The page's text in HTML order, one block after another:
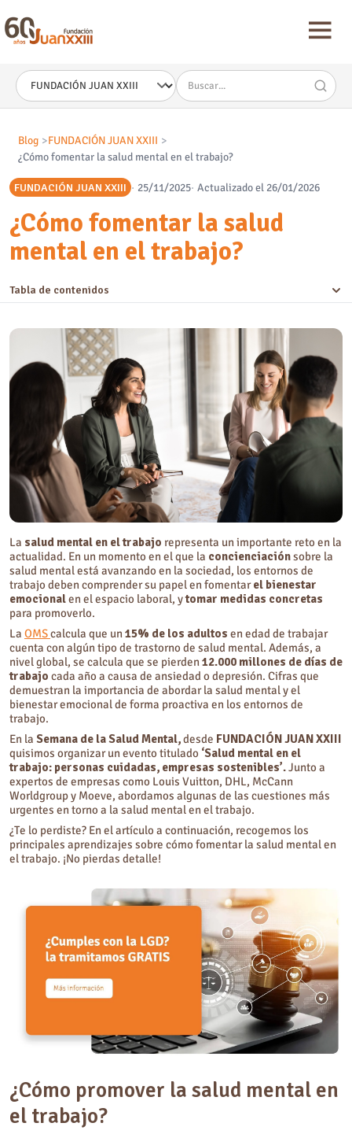
este
sitio
incluye
sistema
accesibilidad.
Blog
FUNDACIÓN JUAN XXIII
¿Cómo fomentar la salud mental en el trabajo?
FUNDACIÓN JUAN XXIII 25/11/2025 Actualizado el 26/01/2026
¿Cómo fomentar la salud
mental en el trabajo?
Tabla de contenidos
1. Transformar condiciones laborales y cultura organizacional para
minimizar riesgos
2. Abrir la conversación: la importancia de formar a gerentes y
empleados
3. Dar el paso: la creación de canales para intervenir y actuar
4. Transformar el espacio laboral fomentando la participación de
personas con trastornos de salud mental
Preguntas frecuentes sobre salud mental en el trabajo
¿Qué es la salud mental en lo laboral?
¿Cómo cuidar tu salud mental en el trabajo?
La salud mental en el trabajo representa un importante reto en la
actualidad. En un momento en el que la concienciaciónsobre la
salud mental está avanzando en la sociedad, los entornos de
trabajo deben comprender su papel en fomentarel bienestar
emocionalen el espacio laboral, ytomar medidas concretas
para promoverlo.
La OMScalcula que un15% de los adultos en edad de trabajar
cuenta con algún tipo de trastorno de salud mental. Además, a
nivel global, se calcula que se pierden12.000 millones de días de
trabajo cada año a causa de ansiedad o depresión. Cifras que
demuestran la importancia de abordar la salud mental y el
bienestar emocional de forma proactiva en los entornos de
trabajo.
En la Semana de la Salud Mental,desde FUNDACIÓN JUAN XXIII
quisimos organizar un evento titulado ‘Salud mental en el
trabajo: personas cuidadas, empresas sostenibles’.Junto a
expertos de empresas como Louis Vuitton, DHL, McCann
Worldgroup y Moeve, abordamos algunas de las cuestiones más
urgentes en torno a la salud mental en el trabajo.
¿Te lo perdiste? En el artículo a continuación, recogemos los
principales aprendizajes sobre cómo fomentar la salud mental en
el trabajo. ¡No pierdas detalle!
¿Cómo promover la salud mental en
el trabajo?